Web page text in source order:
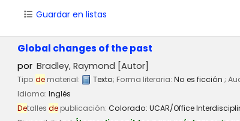
Guardar en listas
Global changes of the past
por Bradley, Raymond [Autor]
Tipo de material: Texto; Forma literaria: No es ficción ;
Idioma: Inglés
Detalles de publicación: Colorado: UCAR/Office